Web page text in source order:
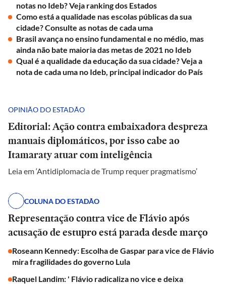
notas no Ideb? Veja ranking dos Estados
Como está a qualidade nas escolas públicas da sua
cidade? Consulte as notas de cada uma
Brasil avança no ensino fundamental e no médio, mas
ainda não bate maioria das metas de 2021 no Ideb
Qual é a qualidade da educação da sua cidade? Veja a
nota de cada uma no Ideb, principal indicador do País
OPINIÃO DO ESTADÃO
Editorial: Ação contra embaixadora despreza
manuais diplomáticos, por isso cabe ao
Itamaraty atuar com inteligência
Leia em ‘Antidiplomacia de Trump requer pragmatismo’
COLUNA DO ESTADÃO
Representação contra vice de Flávio após
acusação de estupro está parada desde março
Roseann Kennedy: Escolha de Gaspar para vice de Flávio
mira fragilidades do governo Lula
Raquel Landim: ' Flávio radicaliza no vice e deixa